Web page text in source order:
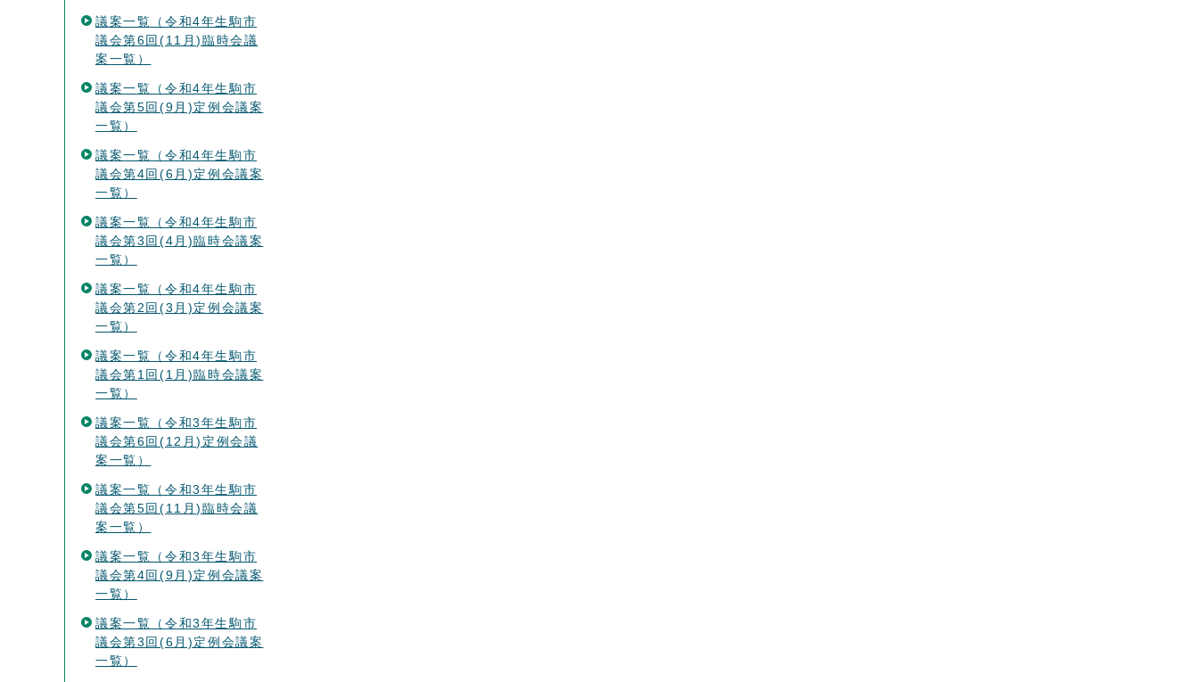
議案一覧（令和4年生駒市
議会第6回(11月)臨時会議
案一覧）
議案一覧（令和4年生駒市
議会第5回(9月)定例会議案
一覧）
議案一覧（令和4年生駒市
議会第4回(6月)定例会議案
一覧）
議案一覧（令和4年生駒市
議会第3回(4月)臨時会議案
一覧）
議案一覧（令和4年生駒市
議会第2回(3月)定例会議案
一覧）
議案一覧（令和4年生駒市
議会第1回(1月)臨時会議案
一覧）
議案一覧（令和3年生駒市
議会第6回(12月)定例会議
案一覧）
議案一覧（令和3年生駒市
議会第5回(11月)臨時会議
案一覧）
議案一覧（令和3年生駒市
議会第4回(9月)定例会議案
一覧）
議案一覧（令和3年生駒市
議会第3回(6月)定例会議案
一覧）